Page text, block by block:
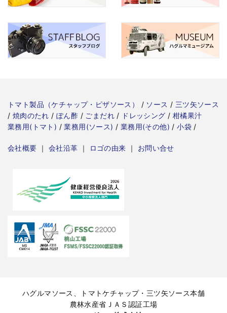
トマト製品（ケチャップ・ピザソース） / ソース / 三ツ矢ソース
/ 焼肉のたれ /ぽん酢 / ごまだれ / ドレッシング / 柑橘果汁
業務用(トマト) /業務用(ソース) / 業務用(その他) /小袋 /
会社概要 ｜ 会社沿革 ｜ ロゴの由来 ｜ お問い合せ
ハグルマソース、トマトケチャップ・三ツ矢ソース本舗
農林水産省ＪＡＳ認証工場